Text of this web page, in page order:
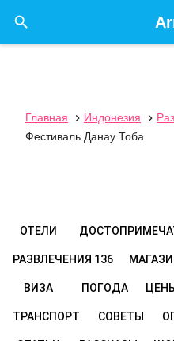

Главная  Индонезия 
Фестиваль Данау Тоба
ОТЕЛИ
РАЗВЛЕЧЕНИЯ 136
ВИЗА ПОГОДА ЦЕНЫ
ТРАНСПОРТ СОВЕТЫ